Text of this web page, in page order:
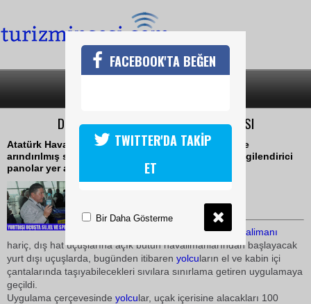
DIŞ HAT UÇUŞLARINDA SIVI SINIRLAMASI
Atatürk Havalimanı Dış Hatlar Terminali girişinde ve
arındırılmış salon girişlerinde uygulamayla ilgili bilgilendirici
panolar yer aldı
Sabiha Gökçen Havalimanı
hariç, dış hat uçuşlarına açık bütün havalimanlarından başlayacak
yurt dışı uçuşlarda, bugünden itibaren yolcuların el ve kabin içi
çantalarında taşıyabilecekleri sıvılara sınırlama getiren uygulamaya
geçildi.
Uygulama çerçevesinde yolcular, uçak içerisine alacakları 100
FACEBOOK'TA BEĞEN
TWITTER'DA TAKİP
ET
Bir Daha Gösterme